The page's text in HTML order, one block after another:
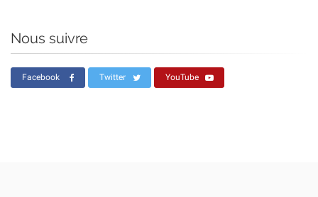
Nous suivre
Facebook Twitter YouTube